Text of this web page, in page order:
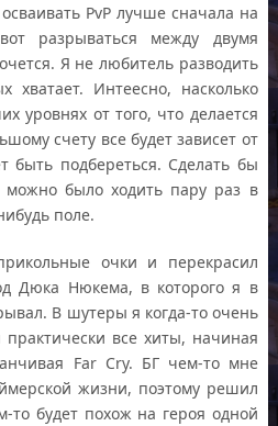
PvP лучше сначала на
разрываться между двумя
Я не любитель разводить
хватает. Интеесно, насколько
уровнях от того, что делается
счету все будет зависет от
быть подбереться. Сделать бы
было ходить пару раз в
поле.
очки и перекрасил
Дюка Нюкема, в которого я в
В шутеры я когда-то очень
все хиты, начиная
Far Cry. БГ чем-то мне
жизни, поэтому решил
будет похож на героя одной